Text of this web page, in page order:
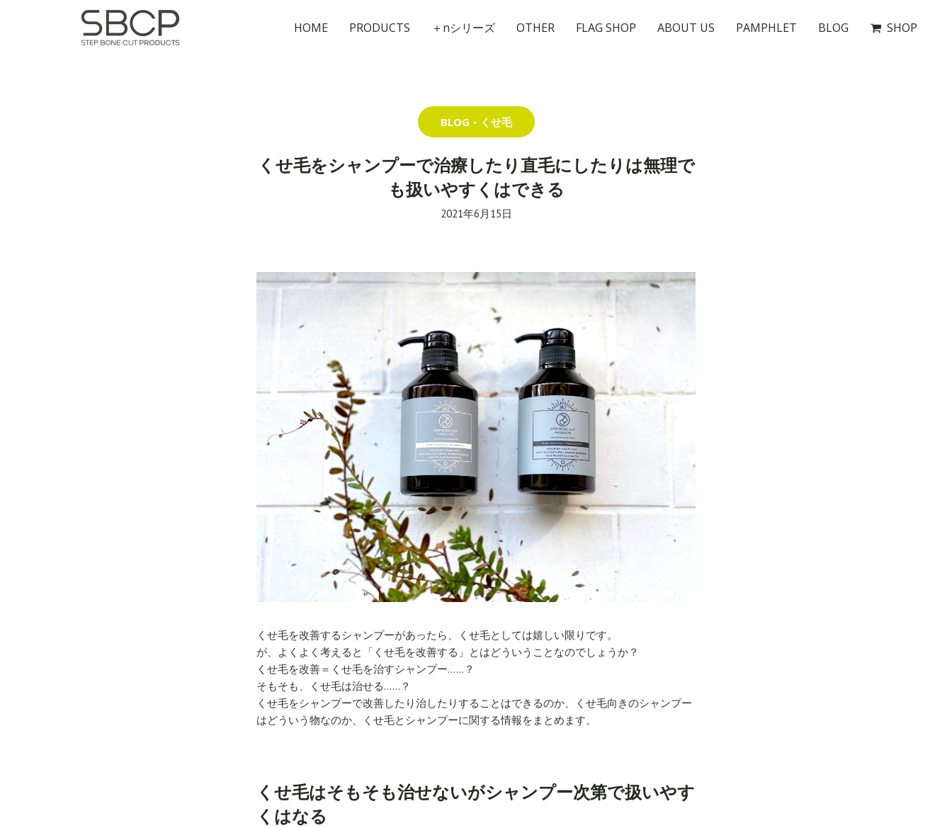
HOME PRODUCTS ＋nシリーズ OTHER FLAG SHOP ABOUT US PAMPHLET BLOG SHOP
BLOG くせ毛
くせ毛をシャンプーで治療したり直毛にしたりは無理で
も扱いやすくはできる
2021年6月15日
くせ毛を改善するシャンプーがあったら、くせ毛としては嬉しい限りです。
が、よくよく考えると「くせ毛を改善する」とはどういうことなのでしょうか？
くせ毛を改善＝くせ毛を治すシャンプー……？
そもそも、くせ毛は治せる……？
くせ毛をシャンプーで改善したり治したりすることはできるのか、くせ毛向きのシャンプー
はどういう物なのか、くせ毛とシャンプーに関する情報をまとめます。
くせ毛はそもそも治せないがシャンプー次第で扱いやす
くはなる